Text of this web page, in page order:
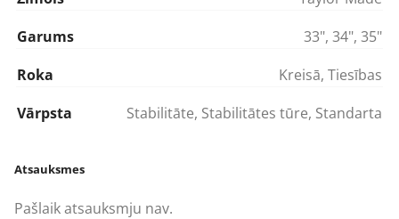
Garums
33", 34", 35"
Roka
Kreisā, Tiesības
Vārpsta
Stabilitāte, Stabilitātes tūre, Standarta
Atsauksmes
Pašlaik atsauksmju nav.